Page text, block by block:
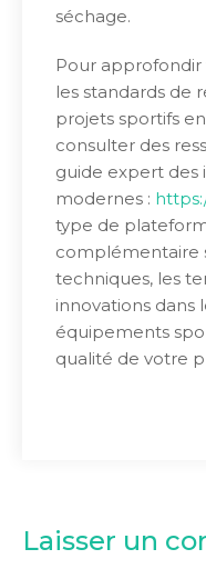
séchage.
Pour
les standards de
projets sportifs
consulter des
guide expert des
modernes :
type de
complémentaire
techniques, les
innovations dans
équipements
qualité de votre
Laisser un